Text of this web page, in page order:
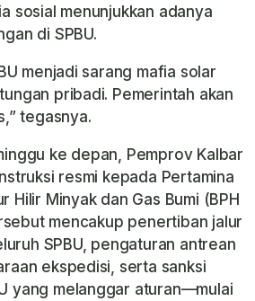
sosial menunjukkan adanya
di SPBU.
menjadi sarang mafia solar
pribadi. Pemerintah akan
tegasnya.
ke depan, Pemprov Kalbar
resmi kepada Pertamina
Hilir Minyak dan Gas Bumi (BPH
mencakup penertiban jalur
SPBU, pengaturan antrean
ekspedisi, serta sanksi
yang melanggar aturan—mulai